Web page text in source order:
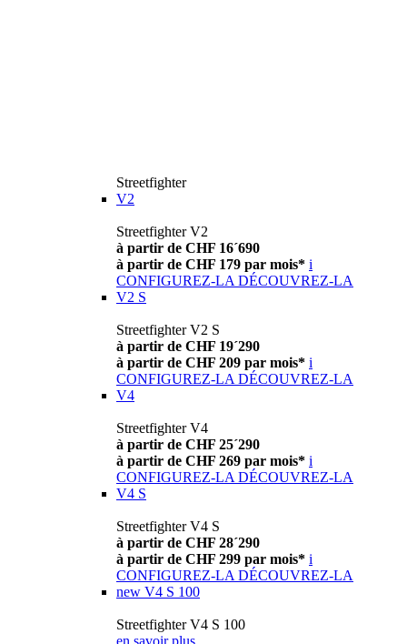
Streetfighter
V2
Streetfighter V2
à partir de CHF 16´690
à partir de CHF 179 par mois* i
CONFIGUREZ-LA DÉCOUVREZ-LA
V2 S
Streetfighter V2 S
à partir de CHF 19´290
à partir de CHF 209 par mois* i
CONFIGUREZ-LA DÉCOUVREZ-LA
V4
Streetfighter V4
à partir de CHF 25´290
à partir de CHF 269 par mois* i
CONFIGUREZ-LA DÉCOUVREZ-LA
V4 S
Streetfighter V4 S
à partir de CHF 28´290
à partir de CHF 299 par mois* i
CONFIGUREZ-LA DÉCOUVREZ-LA
new V4 S 100
Streetfighter V4 S 100
en savoir plus